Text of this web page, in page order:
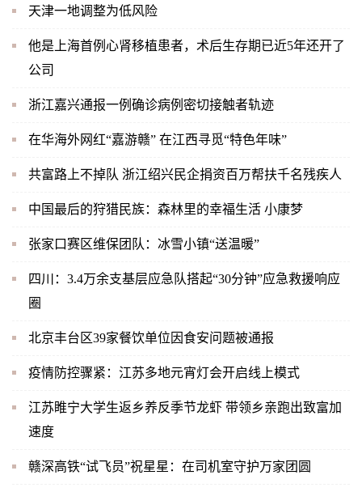
天津一地调整为低风险
他是上海首例心肾移植患者，术后生存期已近5年还开了
公司
浙江嘉兴通报一例确诊病例密切接触者轨迹
在华海外网红“嘉游赣” 在江西寻觅“特色年味”
共富路上不掉队 浙江绍兴民企捐资百万帮扶千名残疾人
中国最后的狩猎民族：森林里的幸福生活 小康梦
张家口赛区维保团队：冰雪小镇“送温暖”
四川：3.4万余支基层应急队搭起“30分钟”应急救援响应
圈
北京丰台区39家餐饮单位因食安问题被通报
疫情防控骤紧：江苏多地元宵灯会开启线上模式
江苏睢宁大学生返乡养反季节龙虾 带领乡亲跑出致富加
速度
赣深高铁“试飞员”祝星星：在司机室守护万家团圆